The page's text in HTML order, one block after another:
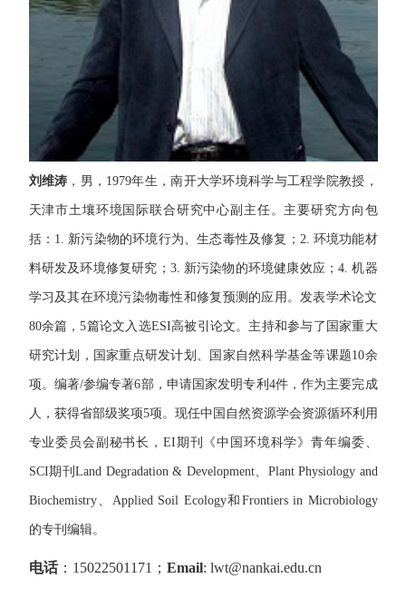
刘维涛 ，男， 1979年生，南开大学环境科学与工程学院教授，
天津市土壤环境国际联合研究中心副主任。 主要研究方向包
括： 1. 新污染物的环境行为、生态毒性及修复； 2. 环境功能材
料研发及环境修复研究； 3. 新污染物的环境健康效应；4.机器
学习及其在环境污染物毒性和修复预测的应用。发表学术论文
80余篇，5篇论文入选ESI高被引论文。主持和参与了国家重大
研究计划，国家重点研发计划、国家自然科学基金等课题10余
项。编著/参编专著6部，申请国家发明专利 4件，作为主要完成
人，获得省部级奖项5项。现任中国自然资源学会资源循环利用
专业委员会副秘书长， EI期刊《中国环境科学》青年编委、
SCI期刊 Land Degradation & Development、 Plant Physiology and
Biochemistry、 Applied Soil Ecology和 Frontiers in Microbiology
的专刊编辑。
电话： 15022501171 ； Email: lwt@nankai.edu.cn